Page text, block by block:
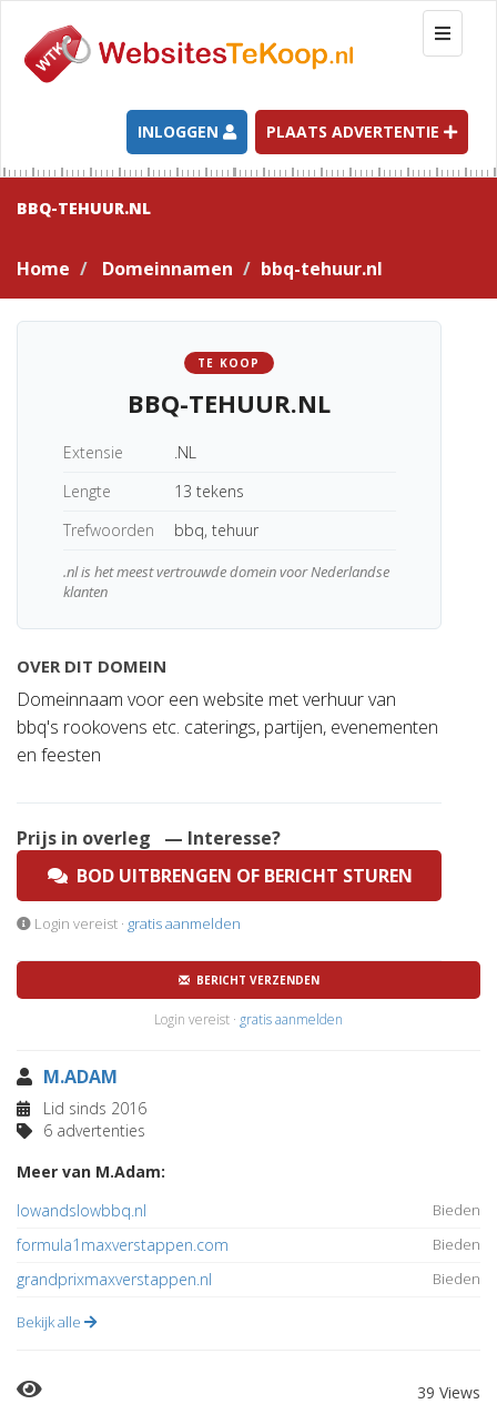
T
o
g
l
e
n
a
t
INLOGGEN PLAATS ADVERTENTIE
BBQ-TEHUUR.NL
Home Domeinnamen bbq-tehuur.nl
TE KOOP
BBQ-TEHUUR.NL
Extensie
.NL
Lengte
13 tekens
Trefwoorden
bbq, tehuur
.nl is het meest vertrouwde domein voor Nederlandse
klanten
OVER DIT DOMEIN
Domeinnaam voor een website met verhuur van
bbq's rookovens etc. caterings, partijen, evenementen
en feesten
Prijs in overleg
— Interesse?
BOD UITBRENGEN OF BERICHT STUREN
Login vereist · gratis aanmelden
BERICHT VERZENDEN
Login vereist · gratis aanmelden
M.ADAM
Lid sinds 2016
6 advertenties
Meer van M.Adam:
lowandslowbbq.nl
Bieden
formula1maxverstappen.com Bieden
grandprixmaxverstappen.nl Bieden
Bekijk alle
39 Views